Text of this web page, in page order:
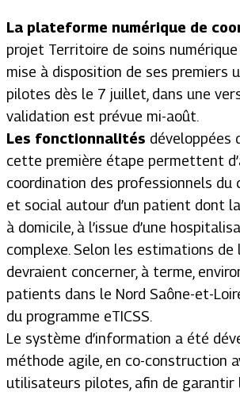
La plateforme numérique de
projet Territoire de soins numérique
mise à disposition de ses premiers
pilotes dès le 7 juillet, dans une
validation est prévue mi-août.
Les fonctionnalités développées
cette première étape permettent
coordination des professionnels du
et social autour d’un patient dont
à domicile, à l’issue d’une
complexe. Selon les estimations de
devraient concerner, à terme,
patients dans le Nord Saône-et-
du programme eTICSS.
Le système d’information a été
méthode agile, en co-construction
utilisateurs pilotes, afin de garantir